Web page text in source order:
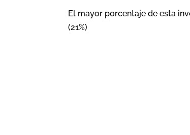
El mayor porcentaje de esta
(21%)